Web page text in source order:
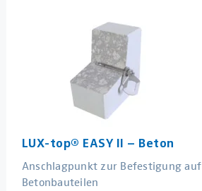
LUX-top® EASY II – Beton
Anschlagpunkt zur Befestigung auf
Betonbauteilen